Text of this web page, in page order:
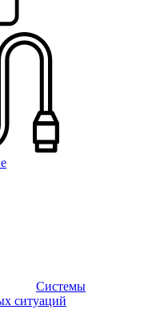
Системы
ситуаций